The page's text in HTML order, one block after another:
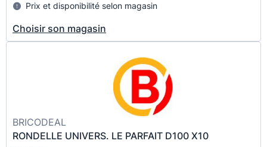
Prix et disponibilité selon magasin
Choisir son magasin
BRICODEAL
RONDELLE UNIVERS. LE PARFAIT D100 X10